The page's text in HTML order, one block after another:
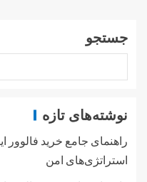
جستجو
نوشته‌های تازه
راهنمای جامع خرید فالوور
استراتژی‌های امن